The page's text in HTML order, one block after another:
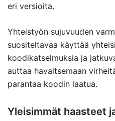
eri versioita.
Yhteistyön sujuvuuden
suositeltavaa käyttää
koodikatselmuksia ja
auttaa havaitsemaan
parantaa koodin laatua.
Yleisimmät haasteet